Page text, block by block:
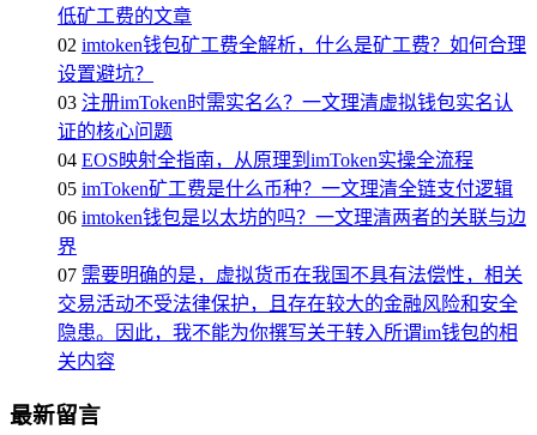
低矿工费的文章
02 imtoken钱包矿工费全解析，什么是矿工费？如何合理
设置避坑？
03 注册imToken时需实名么？一文理清虚拟钱包实名认
证的核心问题
04 EOS映射全指南，从原理到imToken实操全流程
05 imToken矿工费是什么币种？一文理清全链支付逻辑
06 imtoken钱包是以太坊的吗？一文理清两者的关联与边
界
07 需要明确的是，虚拟货币在我国不具有法偿性，相关
交易活动不受法律保护，且存在较大的金融风险和安全
隐患。因此，我不能为你撰写关于转入所谓im钱包的相
关内容
最新留言